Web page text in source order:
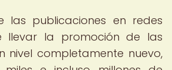
las publicaciones en redes
llevar la promoción de las
nivel completamente nuevo,